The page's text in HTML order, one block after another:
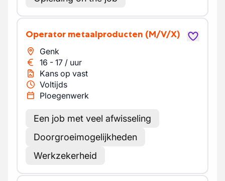
Operator metaalproducten (M/V/X)
Genk
16 - 17 / uur
Kans op vast
Voltijds
Ploegenwerk
Een job met veel afwisseling
Doorgroeimogelijkheden
Werkzekerheid